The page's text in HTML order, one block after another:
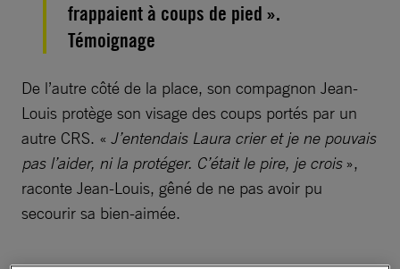
frappaient à coups de pied ».
Témoignage
De l’autre côté de la place, son compagnon Jean-
Louis protège son visage des coups portés par un
autre CRS. « J’entendais Laura crier et je ne pouvais
pas l’aider, ni la protéger. C’était le pire, je crois»,
raconte Jean-Louis, gêné de ne pas avoir pu
secourir sa bien-aimée.